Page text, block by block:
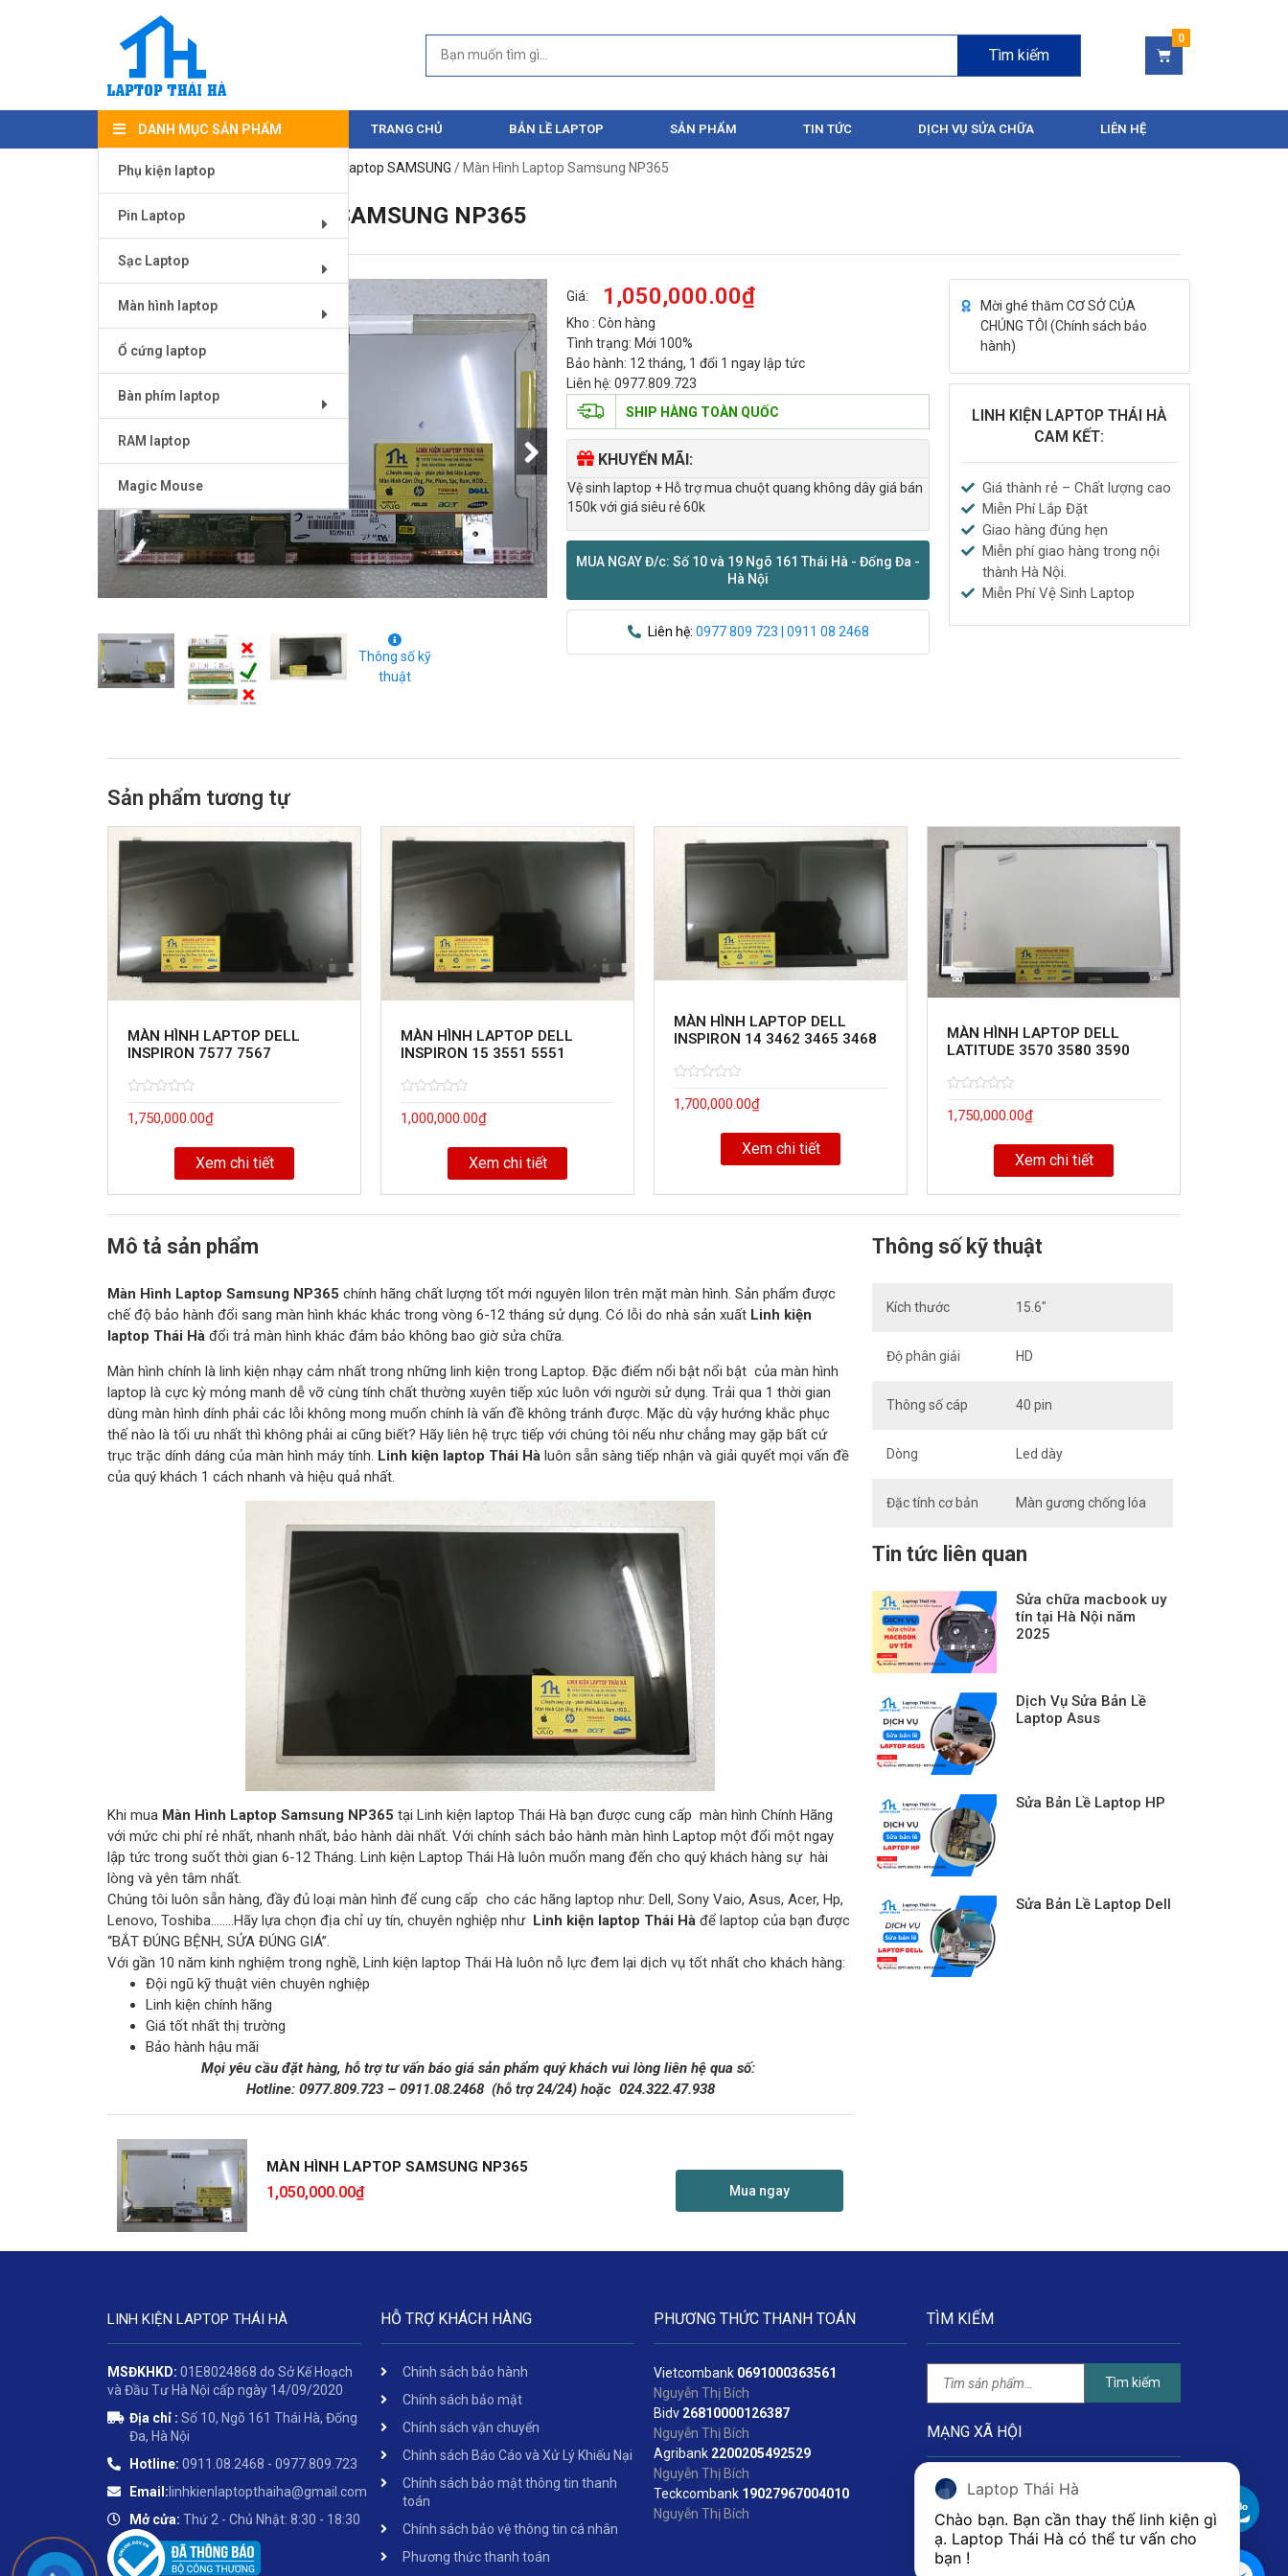
Tìm kiếm
DANH MỤC SẢN PHẨM
Phụ kiện laptop
Pin Laptop
Sạc Laptop
Màn hình laptop
Ổ cứng laptop
Bàn phím laptop
RAM laptop
Magic Mouse
TRANG CHỦ BẢN LỀ LAPTOP SẢN PHẨM TIN TỨC DỊCH VỤ SỬA CHỮA LIÊN HỆ
Trang chủ/Màn hình laptop Màn hình laptop SAMSUNG / Màn Hình Laptop Samsung NP365
MÀN HÌNH LAPTOP SAMSUNG NP365
Thông số kỹ
thuật
Giá: 1,050,000.00₫
Kho : Còn hàng
Tình trạng: Mới 100%
Bảo hành: 12 tháng, 1 đổi 1 ngay lập tức
Liên hệ: 0977.809.723
SHIP HÀNG TOÀN QUỐC
KHUYẾN MÃI:
Vệ sinh laptop + Hỗ trợ mua chuột quang không dây giá bán
150k với giá siêu rẻ 60k
MUA NGAY Đ/c: Số 10 và 19 Ngõ 161 Thái Hà - Đống Đa -
Hà Nội
Liên hệ:0977 809 723 | 0911 08 2468
Mời ghé thăm CƠ SỞ CỦA
CHÚNG TÔI (Chính sách bảo
hành)
LINH KIỆN LAPTOP THÁI HÀ
CAM KẾT:
Giá thành rẻ – Chất lượng cao
Miễn Phí Lắp Đặt
Giao hàng đúng hẹn
Miễn phí giao hàng trong nội
thành Hà Nội.
Miễn Phí Vệ Sinh Laptop
Sản phẩm tương tự
MÀN HÌNH LAPTOP DELL
INSPIRON 7577 7567
0
out
1,750,000.00₫
Xem chi tiết
MÀN HÌNH LAPTOP DELL
INSPIRON 15 3551 5551
0
out
1,000,000.00₫
Xem chi tiết
MÀN HÌNH LAPTOP DELL
INSPIRON 14 3462 3465 3468
0
out
1,700,000.00₫
Xem chi tiết
MÀN HÌNH LAPTOP DELL
LATITUDE 3570 3580 3590
0
out
1,750,000.00₫
Xem chi tiết
Mô tả sản phẩm
Màn Hình Laptop Samsung NP365 chính hãng chất lượng tốt mới nguyên lilon trên mặt màn hình. Sản phẩm được
chế độ bảo hành đổi sang màn hình khác khác trong vòng 6-12 tháng sử dụng. Có lỗi do nhà sản xuất Linh kiện
laptop Thái Hà đổi trả màn hình khác đảm bảo không bao giờ sửa chữa.
Màn hình chính là linh kiện nhạy cảm nhất trong những linh kiện trong Laptop. Đặc điểm nổi bật nổi bật của màn hình
laptop là cực kỳ mỏng manh dễ vỡ cùng tính chất thường xuyên tiếp xúc luôn với người sử dụng. Trải qua 1 thời gian
dùng màn hình dính phải các lỗi không mong muốn chính là vấn đề không tránh được. Mặc dù vậy hướng khắc phục
thế nào là tối ưu nhất thì không phải ai cũng biết? Hãy liên hệ trực tiếp với chúng tôi nếu như chẳng may gặp bất cứ
trục trặc dính dáng của màn hình máy tính. Linh kiện laptop Thái Hà luôn sẵn sàng tiếp nhận và giải quyết mọi vấn đề
của quý khách 1 cách nhanh và hiệu quả nhất.
Khi mua Màn Hình Laptop Samsung NP365 tại Linh kiện laptop Thái Hà bạn được cung cấp màn hình Chính Hãng
với mức chi phí rẻ nhất, nhanh nhất, bảo hành dài nhất. Với chính sách bảo hành màn hình Laptop một đổi một ngay
lập tức trong suốt thời gian 6-12 Tháng. Linh kiện Laptop Thái Hà luôn muốn mang đến cho quý khách hàng sự hài
lòng và yên tâm nhất.
Chúng tôi luôn sẵn hàng, đầy đủ loại màn hình để cung cấp cho các hãng laptop như: Dell, Sony Vaio, Asus, Acer, Hp,
Lenovo, Toshiba……..Hãy lựa chọn địa chỉ uy tín, chuyên nghiệp như Linh kiện laptop Thái Hà để laptop của bạn được
“BẮT ĐÚNG BỆNH, SỬA ĐÚNG GIÁ”.
Với gần 10 năm kinh nghiệm trong nghề, Linh kiện laptop Thái Hà luôn nỗ lực đem lại dịch vụ tốt nhất cho khách hàng:
Đội ngũ kỹ thuật viên chuyên nghiệp
Linh kiện chính hãng
Giá tốt nhất thị trường
Bảo hành hậu mãi
Mọi yêu cầu đặt hàng, hỗ trợ tư vấn báo giá sản phẩm quý khách vui lòng liên hệ qua số:
Hotline: 0977.809.723– 0911.08.2468 (hỗ trợ 24/24)hoặc 024.322.47.938
MÀN HÌNH LAPTOP SAMSUNG NP365
1,050,000.00₫ Mua ngay
Thông số kỹ thuật
Kích thước 15.6″
Độ phân giải HD
Thông số cáp 40 pin
Dòng Led dày
Đặc tính cơ bản Màn gương chống lóa
Tin tức liên quan
Sửa chữa macbook uy
tín tại Hà Nội năm
2025
Dịch Vụ Sửa Bản Lề
Laptop Asus
Sửa Bản Lề Laptop HP
Sửa Bản Lề Laptop Dell
LINH KIỆN LAPTOP THÁI HÀ
MSĐKHKD: 01E8024868 do Sở Kế Hoạch
và Đầu Tư Hà Nội cấp ngày 14/09/2020
Địa chỉ : Số 10, Ngõ 161 Thái Hà, Đống
Đa, Hà Nội
Hotline: 0911.08.2468 - 0977.809.723
Email: linhkienlaptopthaiha@gmail.com
Mở cửa: Thứ 2 - Chủ Nhật: 8:30 - 18:30
HỖ TRỢ KHÁCH HÀNG
Chính sách bảo hành
Chính sách bảo mật
Chính sách vận chuyển
Chính sách Báo Cáo và Xử Lý Khiếu Nại
Chính sách bảo mật thông tin thanh
toán
Chính sách bảo vệ thông tin cá nhân
Phương thức thanh toán
PHƯƠNG THỨC THANH TOÁN
Vietcombank 0691000363561
Nguyễn Thị Bích
Bidv 26810000126387
Nguyễn Thị Bích
Agribank 2200205492529
Nguyễn Thị Bích
Teckcombank 19027967004010
Nguyễn Thị Bích
TÌM KIẾM
Tìm kiếm
MẠNG XÃ HỘI
Laptop Thái Hà
Chào bạn. Bạn cần thay thế linh kiện gì
ạ. Laptop Thái Hà có thể tư vấn cho
bạn !